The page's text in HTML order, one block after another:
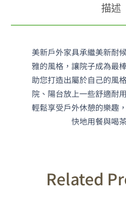
描述
美新戶外家具承繼美新耐
雅的風格，讓院子成為最
助您打造出屬於自己的風
院、陽台放上一些舒適耐
輕鬆享受戶外休憩的樂趣
快地用餐與喝
Related